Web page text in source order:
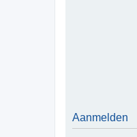
Aanmelden